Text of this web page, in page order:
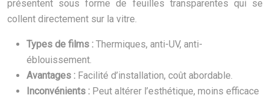
présentent sous forme de feuilles transparentes qui se
collent directement sur la vitre.
Types de films : Thermiques, anti-UV, anti-
éblouissement.
Avantages : Facilité d’installation, coût abordable.
Inconvénients : Peut altérer l’esthétique, moins efficace